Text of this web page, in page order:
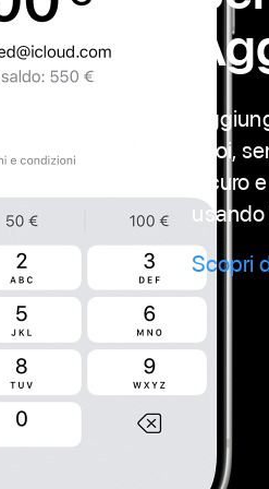
vuoi,
sicuro
Scopri